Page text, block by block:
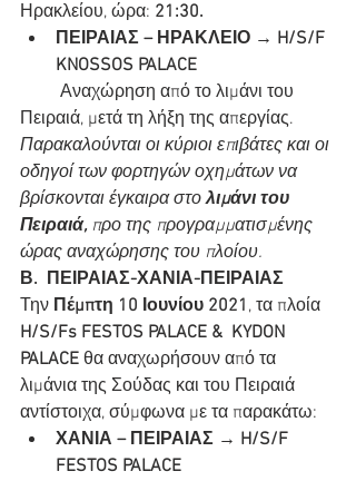
Ηρακλείου, ώρα: 21:30.
ΠΕΙΡΑΙΑΣ – ΗΡΑΚΛΕΙΟ → H/S/F
KNOSSOS PALACE
Πειραιά, μετά τη λήξη της απεργίας.
Παρακαλούνται οι κύριοι επιβάτες και οι
οδηγοί των φορτηγών οχημάτων να
βρίσκονται έγκαιρα στο λιμάνι του
Πειραιά, προ της προγραμματισμένης
ώρας αναχώρησης του πλοίου.
Β.  ΠΕΙΡΑΙΑΣ-ΧΑΝΙΑ-ΠΕΙΡΑΙΑΣ
Την Πέμπτη 10 Ιουνίου 2021 , τα πλοία
H/S/Fs FESTOS PALACE &  KYDON
PALACE θα αναχωρήσουν από τα
λιμάνια της Σούδας και του Πειραιά
αντίστοιχα, σύμφωνα με τα παρακάτω:
ΧΑΝΙΑ – ΠΕΙΡΑΙΑΣ → H/S/F
FESTOS PALACE